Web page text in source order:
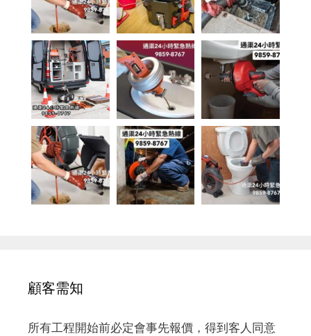
顧客需知
所有工程開始前必定會事先報價，得到客人同意